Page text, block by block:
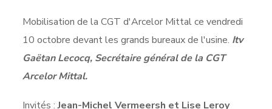
Mobilisation de la CGT d'Arcelor Mittal ce vendredi
10 octobre devant les grands bureaux de l'usine. Itv
Gaëtan Lecocq, Secrétaire général de la CGT
Arcelor Mittal.
Invités :Jean-Michel Vermeersh et Lise Leroy